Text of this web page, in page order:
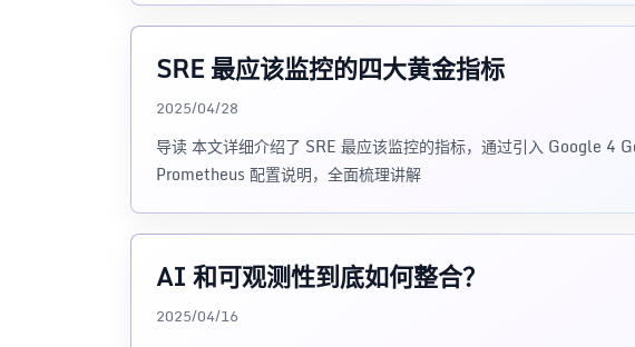
SRE 最应该监控的四大黄金指标
2025/04/28
导读 本文详细介绍了 SRE 最应该监控的指标，通过引入 Google 4
Prometheus 配置说明，全面梳理讲解
AI 和可观测性到底如何整合？
2025/04/16